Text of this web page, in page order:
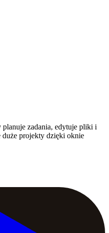
zadania, edytuje pliki i
projekty dzięki oknie